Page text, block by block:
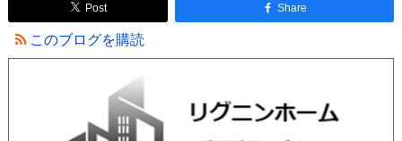
Post Share
このブログを購読